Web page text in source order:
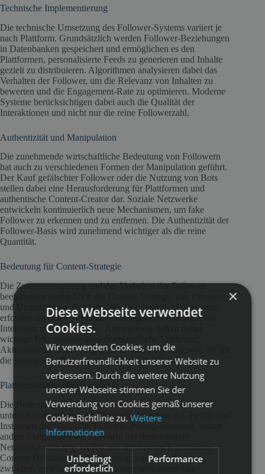
Technische Implementierung
Die technische Umsetzung des Follower-Systems variiert je
nach Plattform. Grundsätzlich werden Follower-Beziehungen
in Datenbanken gespeichert und ermöglichen es den
Plattformen, personalisierte Feeds zu generieren und Inhalte
gezielt zu distribuieren. Algorithmen analysieren dabei das
Verhalten der Follower, um die Relevanz von Inhalten zu
bewerten und die Engagement-Rate zu optimieren. Moderne
Systeme berücksichtigen dabei auch die Qualität der
Interaktionen und nicht nur die reine Followerzahl.
Authentizität und Manipulation
Die zunehmende wirtschaftliche Bedeutung von Followern
hat auch zu verschiedenen Formen der Manipulation geführt.
Der Kauf gefälschter Follower oder die Nutzung von Bots
stellen dabei eine Herausforderung für Plattformen und
authentische Content-Creator dar. Soziale Netzwerke
entwickeln kontinuierlich neue Mechanismen, um fake
Follower zu erkennen und zu entfernen. Die Authentizität der
Follower-Basis wird zunehmend wichtiger als die reine
Quantität.
Bedeutung für Content-Strategie
Die Zusammensetzung und das Verhalten der Follower
beeinflussen maßgeblich die Content-Strategie von Creators
und Unternehmen. Erfolgreiches Community Management
erfordert ein tiefes Verständnis der eigenen Follower, ihrer
Interessen und Bedürfnisse. Analysetools liefern dabei
wichtige Erkenntnisse über demografische Merkmale,
Aktivitätsmuster und Engagement-Raten der Follower, die für
die strategische Planung genutzt werden können.
Plattformübergreifende Aspekte
Die Bedeutung und Funktionsweise von Followern
unterscheidet sich je nach Plattform. Während auf Twitter und
Instagram das klassische Follower-Prinzip dominiert, setzen
andere Plattformen wie LinkedIn auf professionelle
Netzwerke oder wie TikTok auf algorithmisch gesteuerte
Content-Distribution. Die Übertragung von Followern
zwischen verschiedenen Plattformen stellt dabei eine
×
Diese Webseite verwendet
Cookies.
Wir verwenden Cookies, um die
Benutzerfreundlichkeit unserer Website zu
verbessern. Durch die weitere Nutzung
unserer Webseite stimmen Sie der
Verwendung von Cookies gemäß unserer
Cookie-Richtlinie zu.Weitere
Informationen
Unbedingt
erforderlich
Performance